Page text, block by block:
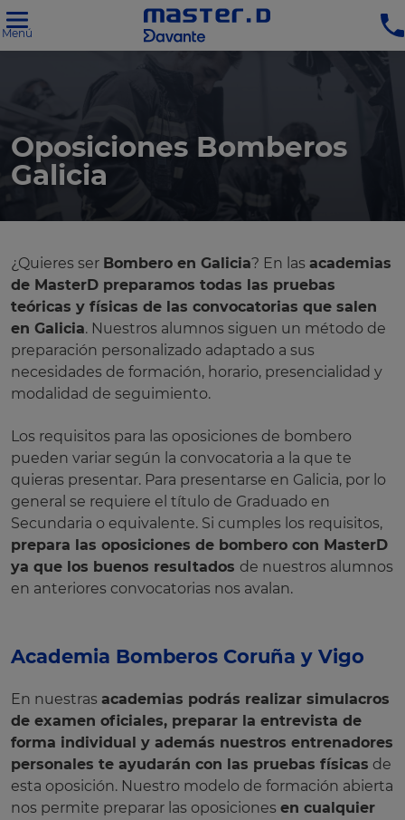
Menú
Oposiciones Bomberos
Galicia
¿Quieres ser Bombero en Galicia? En las academias
de MasterD preparamos todas las pruebas
teóricas y físicas de las convocatorias que salen
en Galicia. Nuestros alumnos siguen un método de
preparación personalizado adaptado a sus
necesidades de formación, horario, presencialidad y
modalidad de seguimiento.
Los requisitos para las oposiciones de bombero
pueden variar según la convocatoria a la que te
quieras presentar. Para presentarse en Galicia, por lo
general se requiere el título de Graduado en
Secundaria o equivalente. Si cumples los requisitos,
prepara las oposiciones de bombero con MasterD
ya que los buenos resultados de nuestros alumnos
en anteriores convocatorias nos avalan.
Academia Bomberos Coruña y Vigo
En nuestras academias podrás realizar simulacros
de examen oficiales, preparar la entrevista de
forma individual y además nuestros entrenadores
personales te ayudarán con las pruebas físicas de
esta oposición. Nuestro modelo de formación abierta
nos permite preparar las oposiciones en cualquier